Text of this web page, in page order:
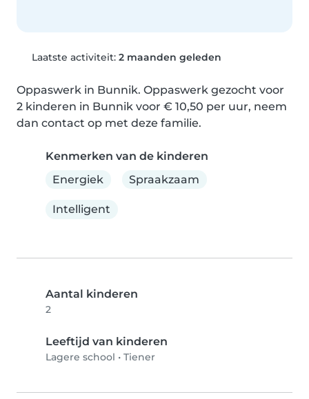
Laatste activiteit: 2 maanden geleden
Oppaswerk in Bunnik. Oppaswerk gezocht voor
2 kinderen in Bunnik voor € 10,50 per uur, neem
dan contact op met deze familie.
Kenmerken van de kinderen
Energiek
Spraakzaam
Intelligent
Aantal kinderen
2
Leeftijd van kinderen
Lagere school • Tiener